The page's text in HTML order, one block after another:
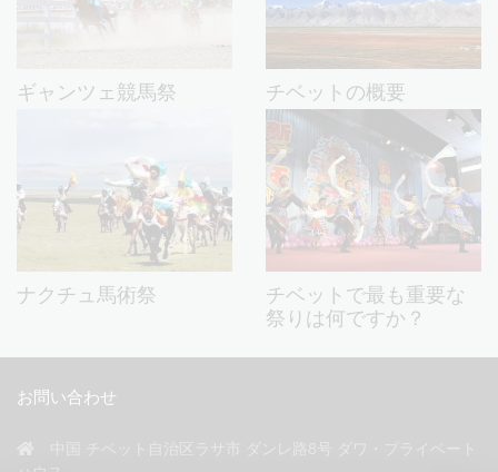
ギャンツェ競馬祭 チベットの概要
ナクチュ馬術祭
チベットで最も重要な
祭りは何ですか？
お問い合わせ